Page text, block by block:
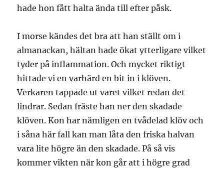
hade hon fått halta ända till efter påsk.
I morse kändes det bra att han ställt om i
almanackan, hältan hade ökat ytterligare vilket
tyder på inflammation. Och mycket riktigt
hittade vi en varhärd en bit in i klöven.
Verkaren tappade ut varet vilket redan det
lindrar. Sedan fräste han ner den skadade
klöven. Kon har nämligen en tvådelad klöv och
i såna här fall kan man låta den friska halvan
vara lite högre än den skadade. På så vis
kommer vikten när kon går att i högre grad